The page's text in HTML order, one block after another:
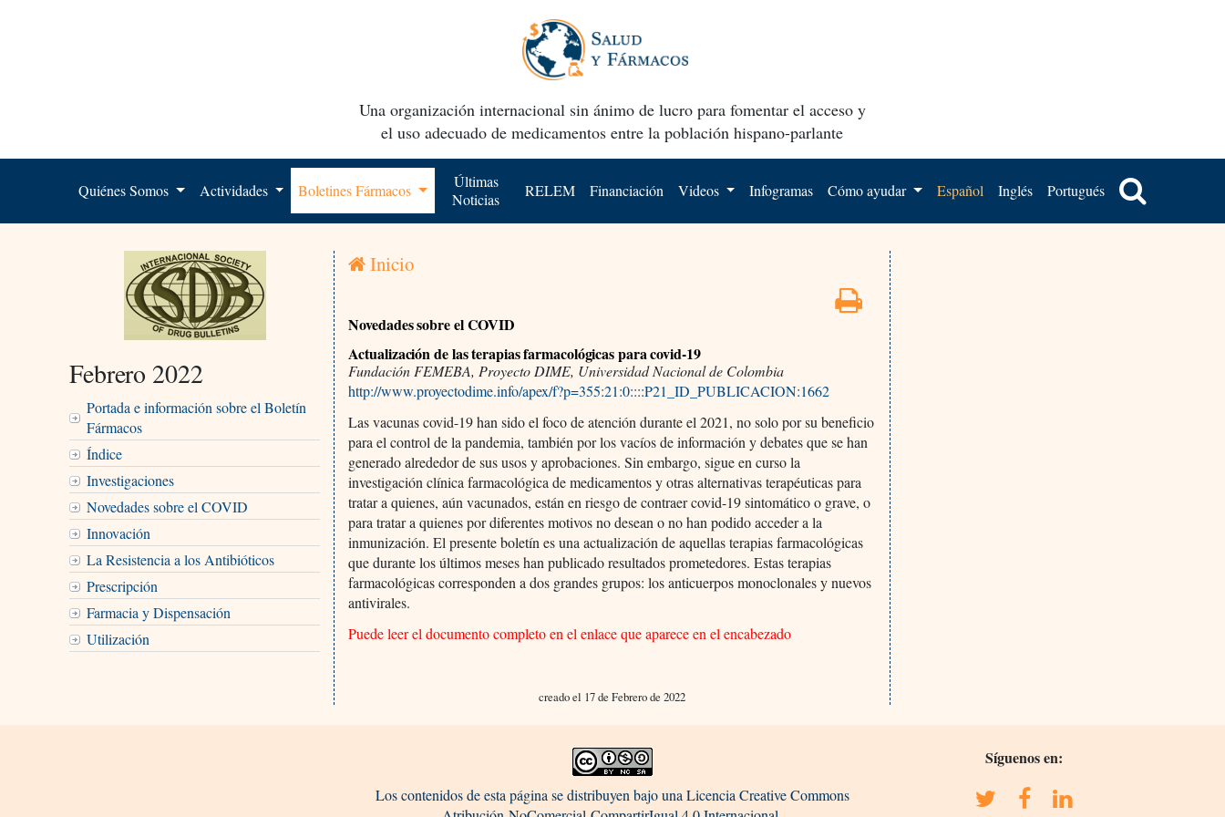
Una organización internacional sin ánimo de lucro para fomentar el acceso y
el uso adecuado de medicamentos entre la población hispano-parlante
Quiénes Somos Actividades Boletines Fármacos
Últimas
Noticias
RELEM Financiación Videos Infogramas Cómo ayudar Español Inglés Portugués
Febrero 2022
Portada e información sobre el Boletín
Fármacos
Índice
Investigaciones
Novedades sobre el COVID
Innovación
La Resistencia a los Antibióticos
Prescripción
Farmacia y Dispensación
Utilización
Inicio
Novedades sobre el COVID
Actualización de las terapias farmacológicas para covid-19
Fundación FEMEBA, Proyecto DIME, Universidad Nacional de Colombia
http://www.proyectodime.info/apex/f?p=355:21:0::::P21_ID_PUBLICACION:1662
Las vacunas covid-19 han sido el foco de atención durante el 2021, no solo por su beneficio
para el control de la pandemia, también por los vacíos de información y debates que se han
generado alrededor de sus usos y aprobaciones. Sin embargo, sigue en curso la
investigación clínica farmacológica de medicamentos y otras alternativas terapéuticas para
tratar a quienes, aún vacunados, están en riesgo de contraer covid-19 sintomático o grave, o
para tratar a quienes por diferentes motivos no desean o no han podido acceder a la
inmunización. El presente boletín es una actualización de aquellas terapias farmacológicas
que durante los últimos meses han publicado resultados prometedores. Estas terapias
farmacológicas corresponden a dos grandes grupos: los anticuerpos monoclonales y nuevos
antivirales.
Puede leer el documento completo en el enlace que aparece en el encabezado
creado el 17 de Febrero de 2022
Los contenidos de esta página se distribuyen bajo una Licencia Creative Commons
Síguenos en: